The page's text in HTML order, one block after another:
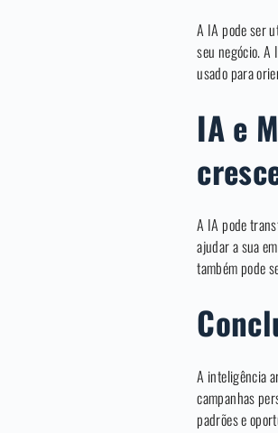
A IA pode ser
seu negócio. A
usado para
IA e
A IA pode
ajudar a sua
também pode
A inteligência
campanhas
padrões e